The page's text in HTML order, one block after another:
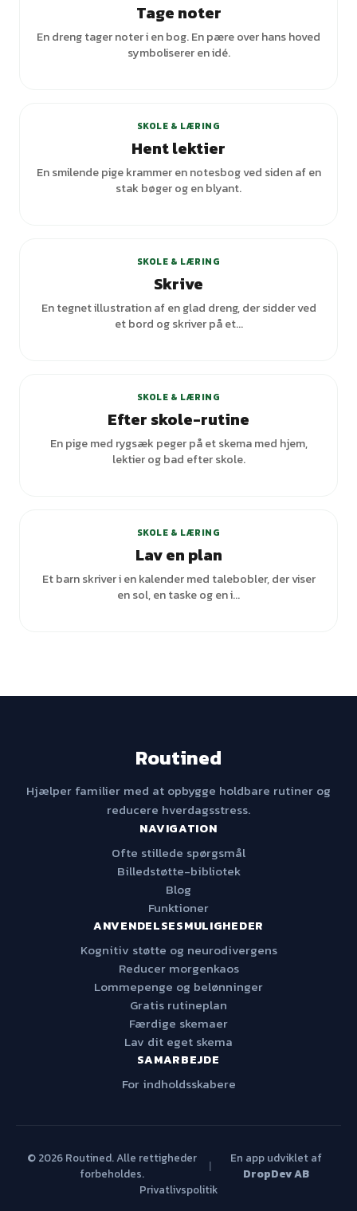
Tage noter
En dreng tager noter i en bog. En pære over hans hoved
symboliserer en idé.
SKOLE & LÆRING
Hent lektier
En smilende pige krammer en notesbog ved siden af en
stak bøger og en blyant.
SKOLE & LÆRING
Skrive
En tegnet illustration af en glad dreng, der sidder ved
et bord og skriver på et...
SKOLE & LÆRING
Efter skole-rutine
En pige med rygsæk peger på et skema med hjem,
lektier og bad efter skole.
SKOLE & LÆRING
Lav en plan
Et barn skriver i en kalender med talebobler, der viser
en sol, en taske og en i...
Routined
Hjælper familier med at opbygge holdbare rutiner og
reducere hverdagsstress.
NAVIGATION
Ofte stillede spørgsmål
Billedstøtte-bibliotek
Blog
Funktioner
ANVENDELSESMULIGHEDER
Kognitiv støtte og neurodivergens
Reducer morgenkaos
Lommepenge og belønninger
Gratis rutineplan
Færdige skemaer
Lav dit eget skema
SAMARBEJDE
For indholdsskabere
© 2026 Routined. Alle rettigheder
forbeholdes.
|
En app udviklet af
DropDev AB
Privatlivspolitik